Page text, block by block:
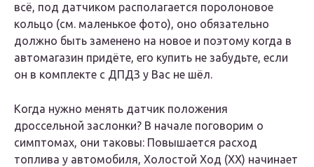
всё, под датчиком располагается поролоновое
кольцо (см. маленькое фото), оно обязательно
должно быть заменено на новое и поэтому когда в
автомагазин придёте, его купить не забудьте, если
он в комплекте с ДПДЗ у Вас не шёл.
Когда нужно менять датчик положения
дроссельной заслонки? В начале поговорим о
симптомах, они таковы: Повышается расход
топлива у автомобиля, Холостой Ход (ХХ) начинает